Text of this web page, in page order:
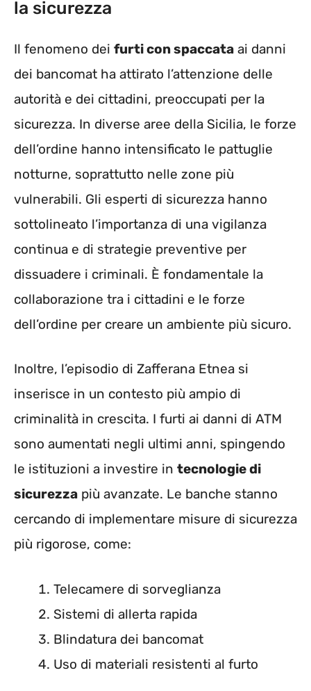
la sicurezza
Il fenomeno dei furti con spaccata ai danni
dei bancomat ha attirato l’attenzione delle
autorità e dei cittadini, preoccupati per la
sicurezza. In diverse aree della Sicilia, le forze
dell’ordine hanno intensificato le pattuglie
notturne, soprattutto nelle zone più
vulnerabili. Gli esperti di sicurezza hanno
sottolineato l’importanza di una vigilanza
continua e di strategie preventive per
dissuadere i criminali. È fondamentale la
collaborazione tra i cittadini e le forze
dell’ordine per creare un ambiente più sicuro.
Inoltre, l’episodio di Zafferana Etnea si
inserisce in un contesto più ampio di
criminalità in crescita. I furti ai danni di ATM
sono aumentati negli ultimi anni, spingendo
le istituzioni a investire in tecnologie di
sicurezza più avanzate. Le banche stanno
cercando di implementare misure di sicurezza
più rigorose, come:
Telecamere di sorveglianza
Sistemi di allerta rapida
Blindatura dei bancomat
Uso di materiali resistenti al furto